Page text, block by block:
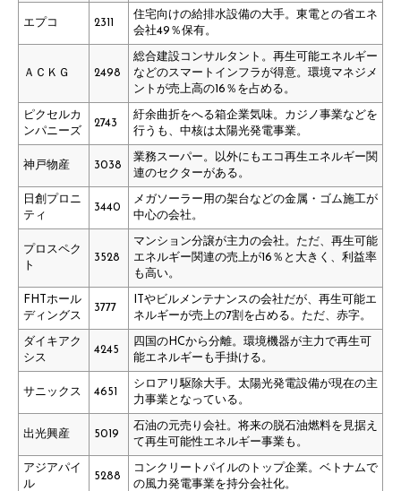
エプコ 2311
住宅向けの給排水設備の大手。東電との省エネ
会社49％保有。
ＡＣＫＧ 2498
総合建設コンサルタント。再生可能エネルギー
などのスマートインフラが得意。環境マネジメ
ントが売上高の16％を占める。
ピクセルカ
ンパニーズ
2743
紆余曲折をへる箱企業気味。カジノ事業などを
行うも、中核は太陽光発電事業。
神戸物産 3038
業務スーパー。以外にもエコ再生エネルギー関
連のセクターがある。
日創プロニ
ティ
3440
メガソーラー用の架台などの金属・ゴム施工が
中心の会社。
プロスペク
ト
3528
マンション分譲が主力の会社。ただ、再生可能
エネルギー関連の売上が16％と大きく、利益率
も高い。
FHTホール
ディングス
3777
ITやビルメンテナンスの会社だが、再生可能エ
ネルギーが売上の7割を占める。ただ、赤字。
ダイキアク
シス
4245
四国のHCから分離。環境機器が主力で再生可
能エネルギーも手掛ける。
サニックス 4651
シロアリ駆除大手。太陽光発電設備が現在の主
力事業となっている。
出光興産 5019
石油の元売り会社。将来の脱石油燃料を見据え
て再生可能性エネルギー事業も。
アジアパイ
ル
5288
コンクリートパイルのトップ企業。ベトナムで
の風力発電事業を持分会社化。